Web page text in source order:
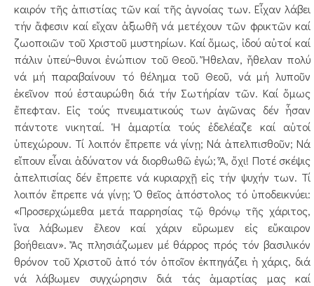
καιρόν τῆς ἀπιστίας τῶν καί τῆς ἀγνοίας των. Εἶχαν λάβει
τήν ἄφεσιν καί εἴχαν ἀξιωθῆ νά μετέχουν τῶν φρικτῶν καί
ζωοποιῶν τοῦ Χριστοῦ μυστηρίων. Καί ὅμως, ἰδού αὐτοί καί
πάλιν ὑπεύ¬θυνοι ἐνώπιον τοῦ Θεοῦ. Ἤθελαν, ἤθελαν πολύ
νά μή παραβαίνουν τό θέλημα τοῦ Θεοῦ, νά μή λυποῦν
ἐκεῖνον πού ἐσταυρώθη διά τήν Σωτήρίαν τῶν. Καί ὅμως
ἔπεφταν. Εἰς τούς πνευματικούς των ἀγῶνας δέν ἦσαν
πάντοτε νικηταί. Ἡ ἁμαρτία τούς ἐδελέαζε καί αὐτοί
ὑπεχώρουν. Τί λοιπόν ἔπρεπε νά γίνῃ; Νά ἀπελπισθοῦν; Νά
εἴπουν εἶναι ἀδύνατον νά διορθωθῶ ἐγώ; Ἆ, ὄχι! Ποτέ σκέψις
ἀπελπισίας δέν ἔπρεπε νά κυριαρχῇ εἰς τήν ψυχήν των. Τί
λοιπόν ἔπρεπε νά γίνῃ; Ὁ θεῖος ἀπόστολος τό ὑποδεικνύει:
«Προσερχώμεθα μετά παρρησίας τῷ θρόνῳ τῆς χάριτος,
ἵνα λάβωμεν ἔλεον καί χάριν εὕρωμεν εἰς εὔκαιρον
βοήθειαν». Ἄς πλησιάζωμεν μέ θάρρος πρός τόν βασιλικόν
θρόνον τοῦ Χριστοῦ ἀπό τόν ὁποῖον ἐκπηγάζει ἡ χάρις, διά
νά λάβωμεν συγχώρησιν διά τάς ἁμαρτίας μας καί